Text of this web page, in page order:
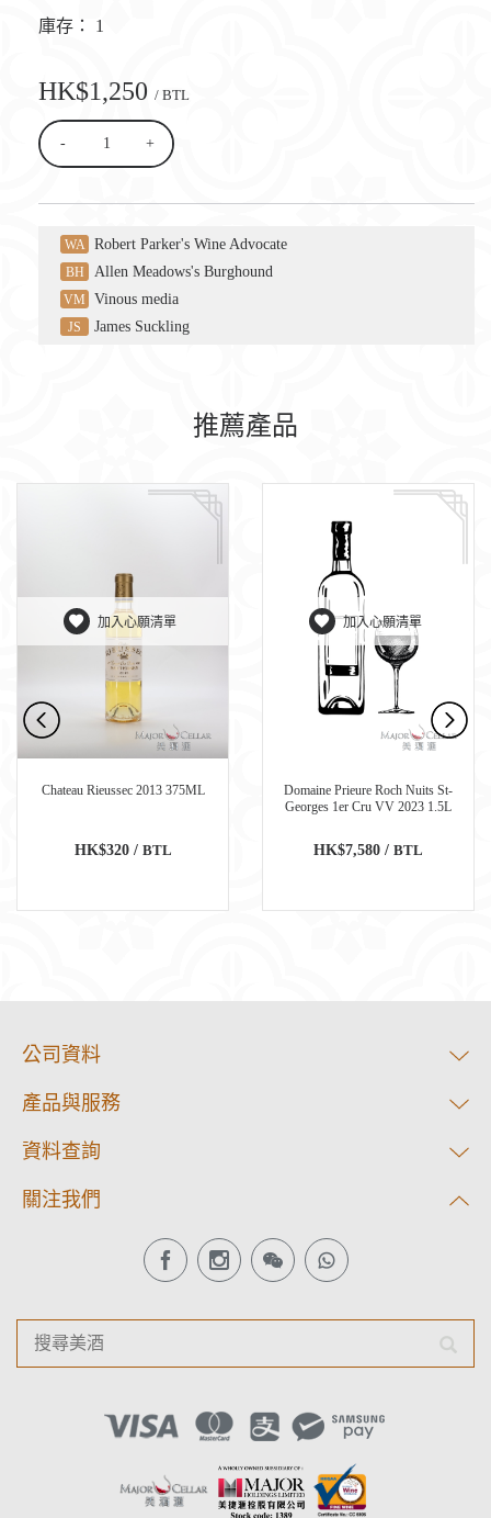
庫存： 1
HK$1,250 / BTL
- +
WA Robert Parker's Wine Advocate
BH Allen Meadows's Burghound
VM Vinous media
JS James Suckling
推薦產品
加入心願清單
Chateau Rieussec 2013 375ML
HK$320 / BTL
加入心願清單
Domaine Prieure Roch Nuits St-
Georges 1er Cru VV 2023 1.5L
HK$7,580 / BTL
公司資料
產品與服務
資料查詢
關注我們